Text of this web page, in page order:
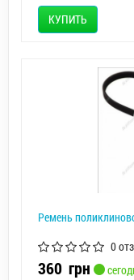
КУПИТЬ
Ремень
0
360 грн